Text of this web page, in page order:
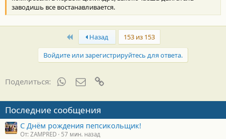
заводишь все востанавливается.
First Назад
153 из 153
Войдите или зарегистрируйтесь для ответа.
Поделиться: WhatsAppЭлектронная почта
Последние сообщения
С Днём рождения пепсикольщик!
От: ZAMPRED 57 мин. назад